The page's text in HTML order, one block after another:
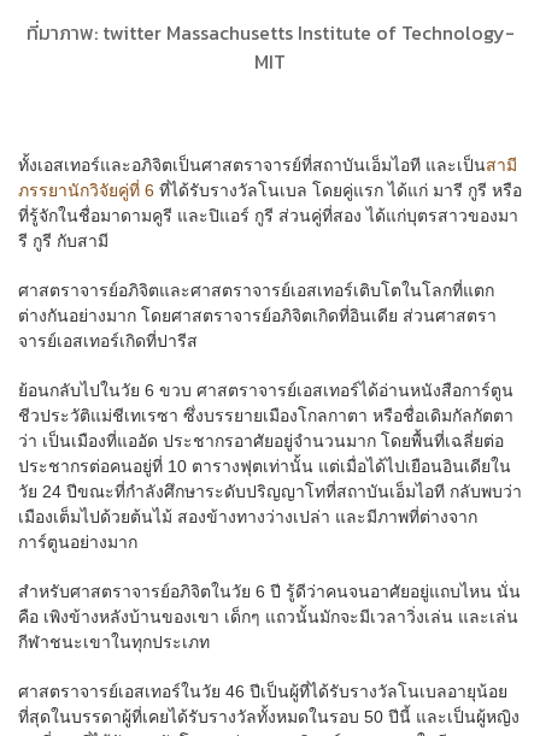
ที่มาภาพ: twitter Massachusetts Institute of Technology-
MIT
ทั้งเอสเทอร์และอภิจิตเป็นศาสตราจารย์ที่สถาบันเอ็มไอที และเป็นสามี
ภรรยานักวิจัยคู่ที่ 6 ที่ได้รับรางวัลโนเบล โดยคู่แรก ได้แก่ มารี กูรี หรือ
ที่รู้จักในชื่อมาดามคูรี และปิแอร์ กูรี ส่วนคู่ที่สอง ได้แก่บุตรสาวของมา
รี กูรี กับสามี
ศาสตราจารย์อภิจิตและศาสตราจารย์เอสเทอร์เติบโตในโลกที่แตก
ต่างกันอย่างมาก โดยศาสตราจารย์อภิจิตเกิดที่อินเดีย ส่วนศาสตรา
จารย์เอสเทอร์เกิดที่ปารีส
ย้อนกลับไปในวัย 6 ขวบ ศาสตราจารย์เอสเทอร์ได้อ่านหนังสือการ์ตูน
ชีวประวัติแม่ชีเทเรซา ซึ่งบรรยายเมืองโกลกาตา หรือชื่อเดิมกัลกัตตา
ว่า เป็นเมืองที่แออัด ประชากรอาศัยอยู่จำนวนมาก โดยพื้นที่เฉลี่ยต่อ
ประชากรต่อคนอยู่ที่ 10 ตารางฟุตเท่านั้น แต่เมื่อได้ไปเยือนอินเดียใน
วัย 24 ปีขณะที่กำลังศึกษาระดับปริญญาโทที่สถาบันเอ็มไอที กลับพบว่า
เมืองเต็มไปด้วยต้นไม้ สองข้างทางว่างเปล่า และมีภาพที่ต่างจาก
การ์ตูนอย่างมาก
สำหรับศาสตราจารย์อภิจิตในวัย 6 ปี รู้ดีว่าคนจนอาศัยอยู่แถบไหน นั่น
คือ เพิงข้างหลังบ้านของเขา เด็กๆ แถวนั้นมักจะมีเวลาวิ่งเล่น และเล่น
กีฬาชนะเขาในทุกประเภท
ศาสตราจารย์เอสเทอร์ในวัย 46 ปีเป็นผู้ที่ได้รับรางวัลโนเบลอายุน้อย
ที่สุดในบรรดาผู้ที่เคยได้รับรางวัลทั้งหมดในรอบ 50 ปีนี้ และเป็นผู้หญิง